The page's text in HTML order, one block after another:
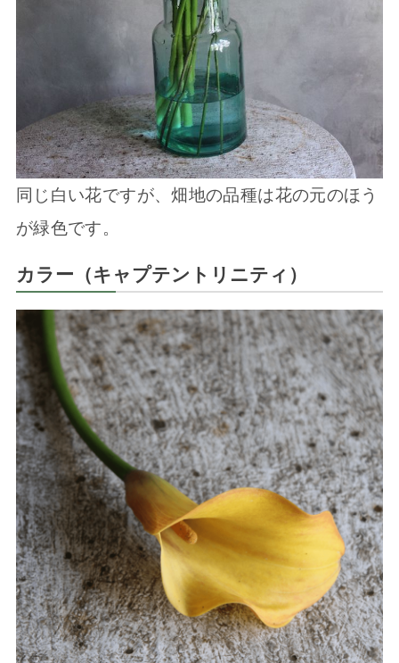
同じ白い花ですが、畑地の品種は花の元のほう
が緑色です。
カラー（キャプテントリニティ）